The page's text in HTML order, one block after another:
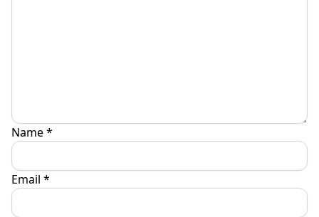
Name*
Email *